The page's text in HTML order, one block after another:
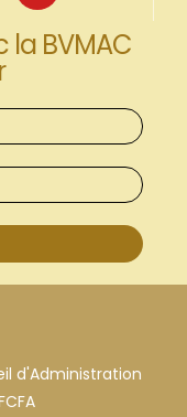
la BVMAC
d'Administration